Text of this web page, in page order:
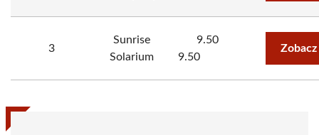
3
Sunrise
Solarium
9.50
9.50